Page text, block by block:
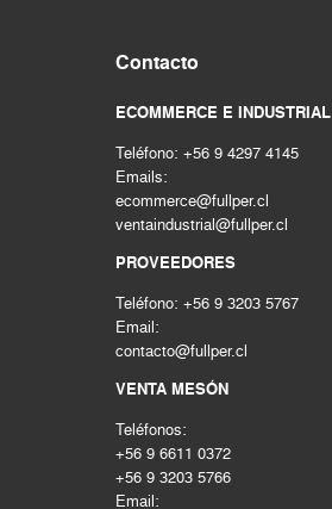
HERRAMIENTAS MANUALES
HERRAMIENTAS NEUMATICAS
Herramientas pintura
Hogar & construccion
MAQUINAS DE SOLDAR Y CORTE
MATERIALES PARA JUNTAS
Nacional
PERNOS Y FIJACIONES
QUIMICOS - ADHESIVOS
Seguridad
Contacto
ECOMMERCE E INDUSTRIAL
Teléfono: +56 9 4297 4145
Emails:
ecommerce@fullper.cl
ventaindustrial@fullper.cl
PROVEEDORES
Teléfono: +56 9 3203 5767
Email:
contacto@fullper.cl
VENTA MESÓN
Teléfonos:
+56 9 6611 0372
+56 9 3203 5766
Email: